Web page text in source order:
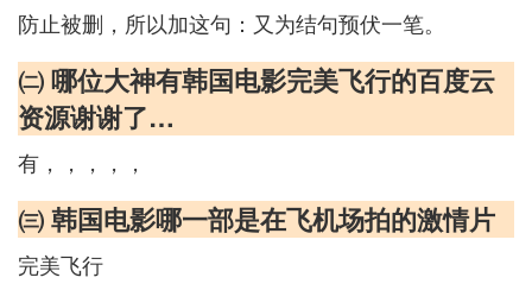
防止被删，所以加这句：又为结句预伏一笔。
㈡ 哪位大神有韩国电影完美飞行的百度云
资源谢谢了…
有，，，，，
㈢ 韩国电影哪一部是在飞机场拍的激情片
完美飞行